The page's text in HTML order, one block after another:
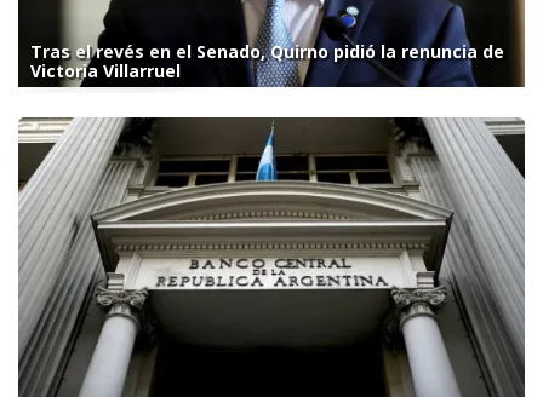
Tras el revés en el Senado, Quirno pidió la renuncia de
Victoria Villarruel